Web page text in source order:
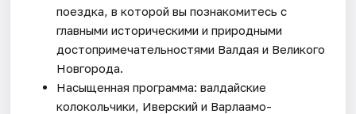
поездка, в которой вы познакомитесь с
главными историческими и природными
достопримечательностями Валдая и Великого
Новгорода.
Насыщенная программа: валдайские
колокольчики, Иверский и Варлаамо-